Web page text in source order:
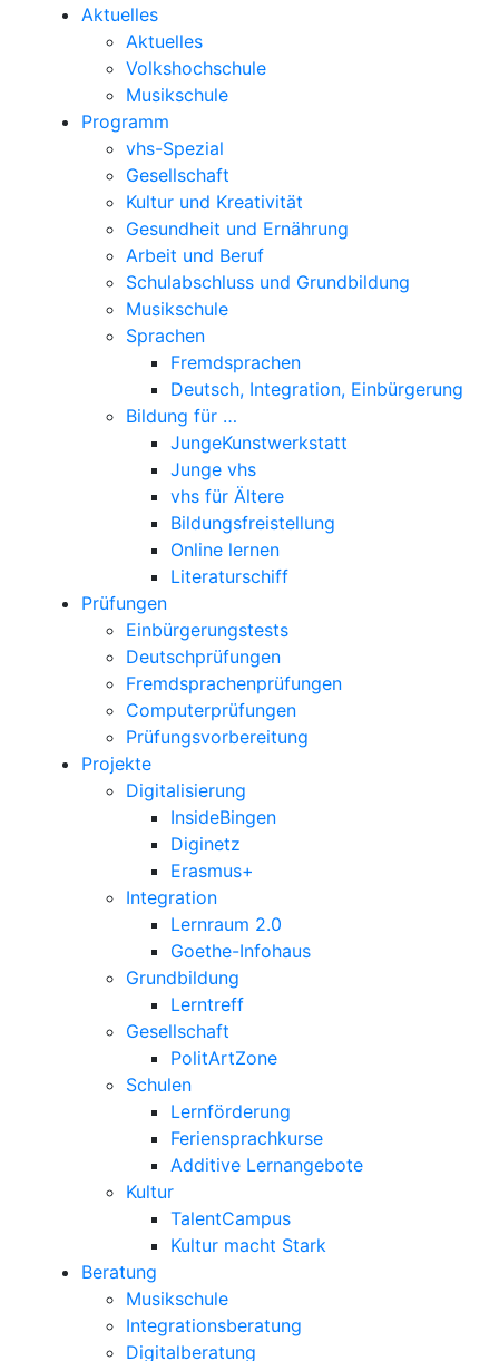
Aktuelles
Aktuelles
Volkshochschule
Musikschule
Programm
vhs-Spezial
Gesellschaft
Kultur und Kreativität
Gesundheit und Ernährung
Arbeit und Beruf
Schulabschluss und Grundbildung
Musikschule
Sprachen
Fremdsprachen
Deutsch, Integration, Einbürgerung
Bildung für …
JungeKunstwerkstatt
Junge vhs
vhs für Ältere
Bildungsfreistellung
Online lernen
Literaturschiff
Prüfungen
Einbürgerungstests
Deutschprüfungen
Fremdsprachenprüfungen
Computerprüfungen
Prüfungsvorbereitung
Projekte
Digitalisierung
InsideBingen
Diginetz
Erasmus+
Integration
Lernraum 2.0
Goethe-Infohaus
Grundbildung
Lerntreff
Gesellschaft
PolitArtZone
Schulen
Lernförderung
Feriensprachkurse
Additive Lernangebote
Kultur
TalentCampus
Kultur macht Stark
Beratung
Musikschule
Integrationsberatung
Digitalberatung